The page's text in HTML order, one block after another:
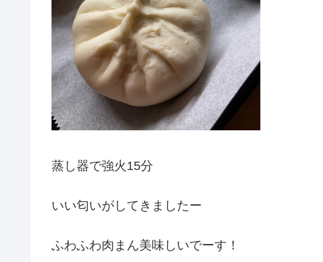
蒸し器で強火15分
いい匂いがしてきましたー
ふわふわ肉まん美味しいでーす！